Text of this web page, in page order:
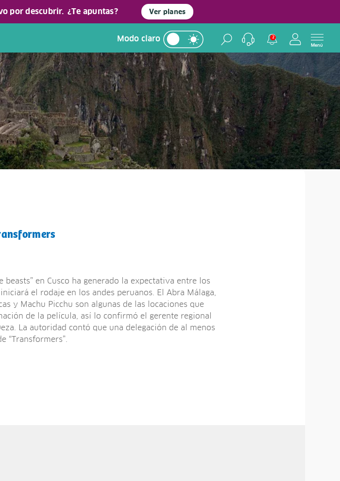
por descubrir. ¿Te apuntas? Ver planes
Modo claro 2
Menú
en Cusco ha generado la expectativa entre los
el rodaje en los andes peruanos. El Abra Málaga,
y Machu Picchu son algunas de las locaciones que
de la película, así lo confirmó el gerente regional
La autoridad contó que una delegación de al menos
“Transformers”.